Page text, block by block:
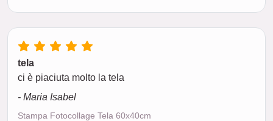
tela
ci è piaciuta molto la tela
- Maria Isabel
Stampa Fotocollage Tela 60x40cm